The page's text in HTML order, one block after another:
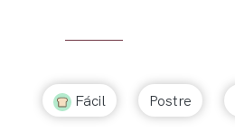
Fácil Postre